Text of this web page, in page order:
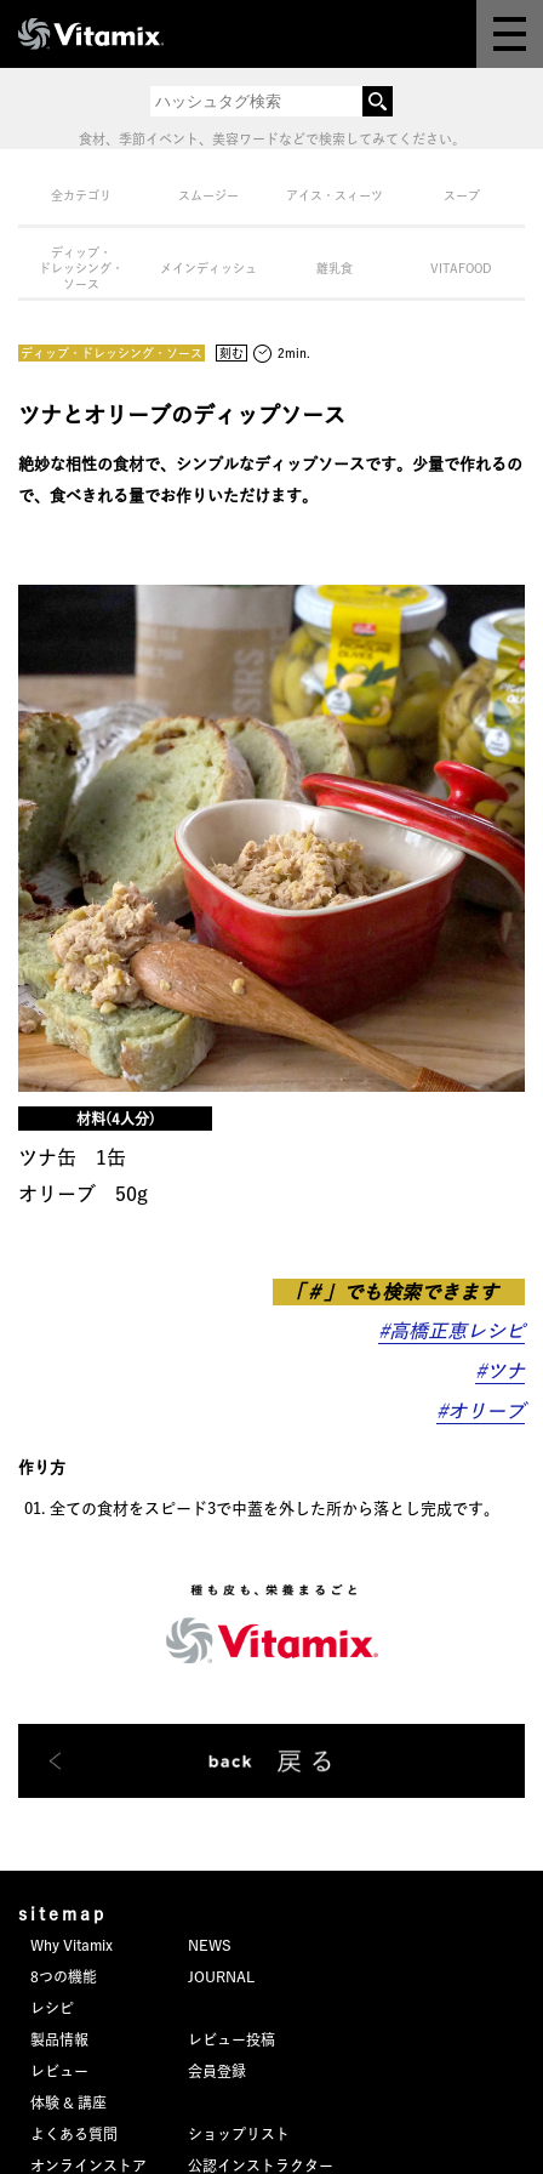
体験＆講座
8つの機能
オンラインストア
よくある質問
レビュー
食材、季節イベント、美容ワードなどで検索してみてください。
全カテゴリ スムージー アイス・スィーツ スープ
ディップ・
ドレッシング・
ソース
メインディッシュ 離乳食 VITAFOOD
ディップ・ドレッシング・ソース 刻む 2min.
ツナとオリーブのディップソース
絶妙な相性の食材で、シンプルなディップソースです。少量で作れるの
で、食べきれる量でお作りいただけます。
材料(4人分)
ツナ缶 1缶
オリーブ 50g
「＃」でも検索できます
#高橋正恵レシピ
#ツナ
#オリーブ
作り方
全ての食材をスピード3で中蓋を外した所から落とし完成です。
sitemap
Why Vitamix
8つの機能
レシピ
製品情報
レビュー
体験 & 講座
よくある質問
オンラインストア
NEWS
JOURNAL
レビュー投稿
会員登録
ショップリスト
公認インストラクター